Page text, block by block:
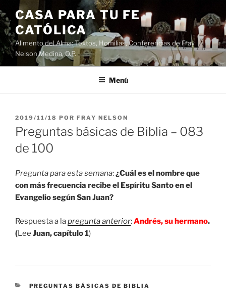
Saltar
al
contenido
CASA PARA TU FE
CATÓLICA
Alimento del Alma: Textos, Homilias, Conferencias de Fray
Nelson Medina, O.P.
Menú
PUBLICADO
EL
2019/11/18 POR FRAY NELSON
Preguntas básicas de Biblia – 083
de 100
Pregunta para esta semana:¿Cuál es el nombre que
con más frecuencia recibe el Espíritu Santo en el
Evangelio según San Juan?
Respuesta a lapregunta anterior:Andrés, su hermano.
(Lee Juan, capítulo 1)
CATEGORÍAS
PREGUNTAS BÁSICAS DE BIBLIA